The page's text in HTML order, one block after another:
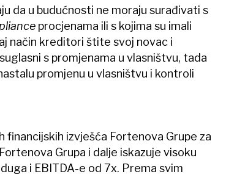
da u budućnosti ne moraju surađivati s
procjenama ili s kojima su imali
način kreditori štite svoj novac i
s promjenama u vlasništvu, tada
promjenu u vlasništvu i kontroli
financijskih izvješća Fortenova Grupe za
Grupa i dalje iskazuje visoku
i EBITDA-e od 7x. Prema svim